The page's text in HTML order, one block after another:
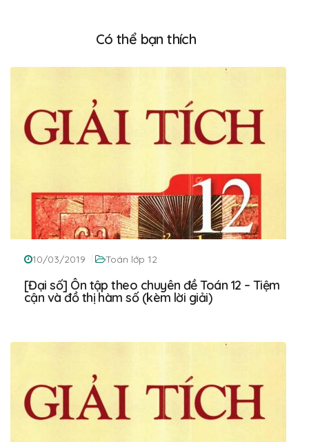
Có thể bạn thích
10/03/2019 Toán lớp 12
[Đại số] Ôn tập theo chuyên đề Toán 12 – Tiệm
cận và đồ thị hàm số (kèm lời giải)